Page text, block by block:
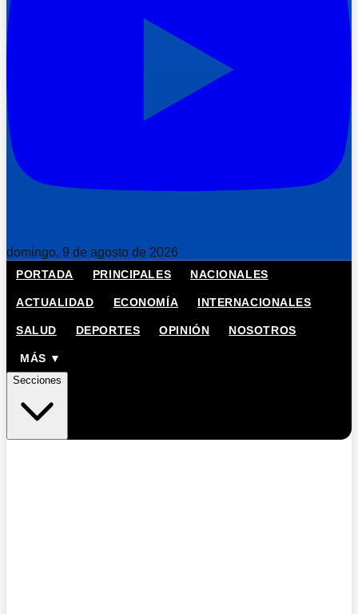
domingo, 9 de agosto de 2026
PORTADA PRINCIPALES NACIONALES
ACTUALIDAD ECONOMÍA INTERNACIONALES
SALUD DEPORTES OPINIÓN NOSOTROS
MÁS ▼
Secciones